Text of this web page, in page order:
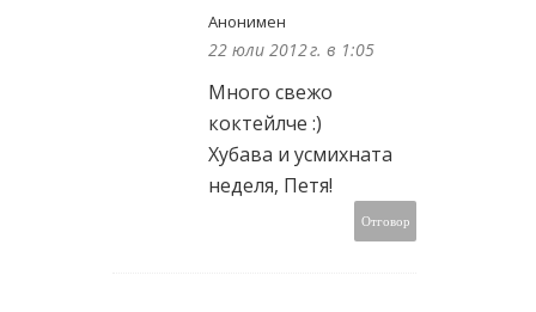
Анонимен
22 юли 2012 г. в 1:05
Много свежо
коктейлче :)
Хубава и усмихната
неделя, Петя!
Отговор